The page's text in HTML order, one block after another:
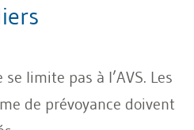
se limite pas à l’AVS. Les
de prévoyance doivent